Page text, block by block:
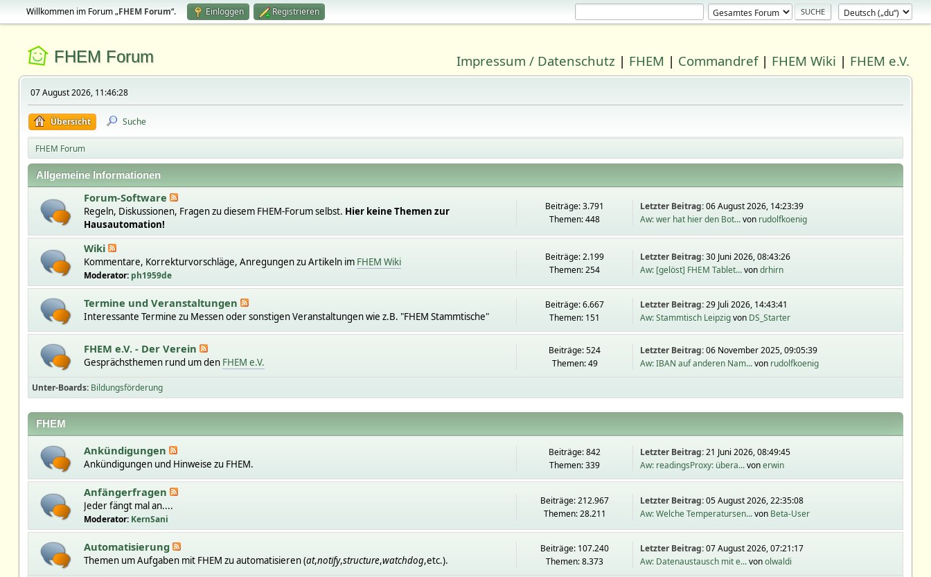
Willkommen im Forum „FHEM Forum“. Einloggen Registrieren
FHEM Forum Impressum / Datenschutz | FHEM | Commandref| FHEM Wiki | FHEM e.V.
07 August 2026, 11:46:28
Übersicht Suche
FHEM Forum
Allgemeine Informationen
Forum-Software
Regeln, Diskussionen, Fragen zu diesem FHEM-Forum selbst. Hier keine Themen zur
Hausautomation!
Beiträge: 3.791
Themen: 448
Letzter Beitrag:06 August 2026, 14:23:39
Aw: wer hat hier den Bot...von rudolfkoenig
Wiki
Kommentare, Korrekturvorschläge, Anregungen zu Artikeln im FHEM Wiki
Moderator: ph1959de
Beiträge: 2.199
Themen: 254
Letzter Beitrag:30 Juni 2026, 08:43:26
Aw: [gelöst] FHEM Tablet...vondrhirn
Termine und Veranstaltungen
Interessante Termine zu Messen oder sonstigen Veranstaltungen wie z.B. "FHEM Stammtische"
Beiträge: 6.667
Themen: 151
Letzter Beitrag:29 Juli 2026, 14:43:41
Aw: Stammtisch Leipzigvon DS_Starter
FHEM e.V. - Der Verein
Gesprächsthemen rund um den FHEM e.V.
Beiträge: 524
Themen: 49
Letzter Beitrag:06 November 2025, 09:05:39
Aw: IBAN auf anderen Nam...von rudolfkoenig
Unter-Boards Bildungsförderung
FHEM
Ankündigungen
Ankündigungen und Hinweise zu FHEM.
Beiträge: 842
Themen: 339
Letzter Beitrag:21 Juni 2026, 08:49:45
Aw: readingsProxy: übera...vonerwin
Anfängerfragen
Jeder fängt mal an....
Moderator: KernSani
Beiträge: 212.967
Themen: 28.211
Letzter Beitrag:05 August 2026, 22:35:08
Aw: Welche Temperatursen...von Beta-User
Automatisierung
Themen um Aufgaben mit FHEM zu automatisieren (at,notify,structure,watchdog,etc.).
Beiträge: 107.240
Themen: 8.373
Letzter Beitrag:07 August 2026, 07:21:17
Aw: Datenaustausch mit e...vonolwaldi